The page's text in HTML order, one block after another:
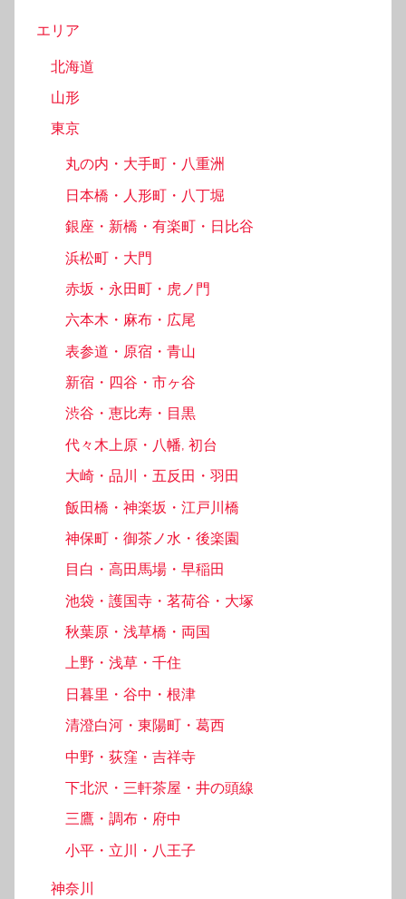
エリア
北海道
山形
東京
丸の内・大手町・八重洲
日本橋・人形町・八丁堀
銀座・新橋・有楽町・日比谷
浜松町・大門
赤坂・永田町・虎ノ門
六本木・麻布・広尾
表参道・原宿・青山
新宿・四谷・市ヶ谷
渋谷・恵比寿・目黒
代々木上原・八幡, 初台
大崎・品川・五反田・羽田
飯田橋・神楽坂・江戸川橋
神保町・御茶ノ水・後楽園
目白・高田馬場・早稲田
池袋・護国寺・茗荷谷・大塚
秋葉原・浅草橋・両国
上野・浅草・千住
日暮里・谷中・根津
清澄白河・東陽町・葛西
中野・荻窪・吉祥寺
下北沢・三軒茶屋・井の頭線
三鷹・調布・府中
小平・立川・八王子
神奈川